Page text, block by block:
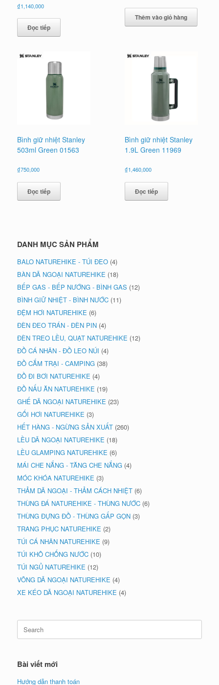
₫1,140,000
Đọc tiếp
Thêm vào giỏ hàng
Bình giữ nhiệt Stanley
503ml Green 01563
₫750,000
Đọc tiếp
Bình giữ nhiệt Stanley
1.9L Green 11969
₫1,460,000
Đọc tiếp
DANH MỤC SẢN PHẨM
BALO NATUREHIKE - TÚI ĐEO (4)
BÀN DÃ NGOẠI NATUREHIKE (18)
BẾP GAS - BẾP NƯỚNG - BÌNH GAS (12)
BÌNH GIỮ NHIỆT - BÌNH NƯỚC (11)
ĐỆM HƠI NATUREHIKE (6)
ĐÈN ĐEO TRÁN - ĐÈN PIN (4)
ĐÈN TREO LỀU, QUẠT NATUREHIKE (12)
ĐỒ CÁ NHÂN - ĐỒ LEO NÚI (4)
ĐỒ CẮM TRẠI - CAMPING (38)
ĐỒ ĐI BƠI NATUREHIKE (4)
ĐỒ NẤU ĂN NATUREHIKE (19)
GHẾ DÃ NGOẠI NATUREHIKE (23)
GỐI HƠI NATUREHIKE (3)
HẾT HÀNG - NGỪNG SẢN XUẤT (260)
LỀU DÃ NGOẠI NATUREHIKE (18)
LỀU GLAMPING NATUREHIKE (6)
MÁI CHE NẮNG - TĂNG CHE NẮNG (4)
MÓC KHÓA NATUREHIKE (3)
THẢM DÃ NGOẠI - THẢM CÁCH NHIỆT (6)
THÙNG ĐÁ NATUREHIKE - THÙNG NƯỚC (6)
THÙNG ĐỰNG ĐỒ - THÙNG GẤP GỌN (3)
TRANG PHỤC NATUREHIKE (2)
TÚI CÁ NHÂN NATUREHIKE (9)
TÚI KHÔ CHỐNG NƯỚC (10)
TÚI NGỦ NATUREHIKE (12)
VÕNG DÃ NGOẠI NATUREHIKE (4)
XE KÉO DÃ NGOẠI NATUREHIKE (4)
Search
for:
Bài viết mới
Hướng dẫn thanh toán